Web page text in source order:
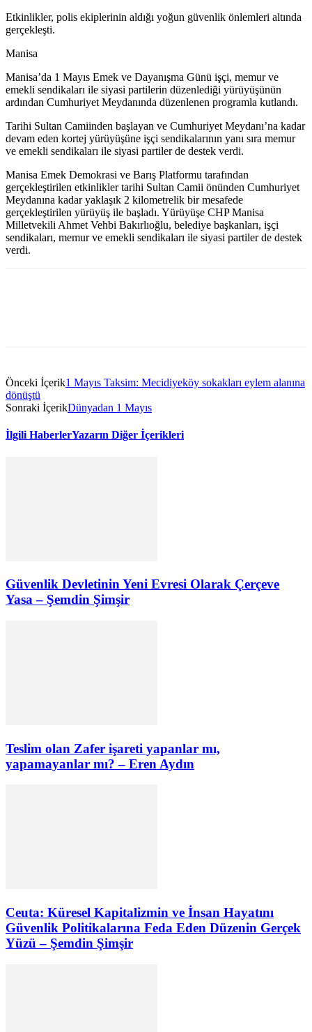
Etkinlikler, polis ekiplerinin aldığı yoğun güvenlik önlemleri altında
gerçekleşti.
Manisa
Manisa’da 1 Mayıs Emek ve Dayanışma Günü işçi, memur ve
emekli sendikaları ile siyasi partilerin düzenlediği yürüyüşünün
ardından Cumhuriyet Meydanında düzenlenen programla kutlandı.
Tarihi Sultan Camiinden başlayan ve Cumhuriyet Meydanı’na kadar
devam eden kortej yürüyüşüne işçi sendikalarının yanı sıra memur
ve emekli sendikaları ile siyasi partiler de destek verdi.
Manisa Emek Demokrasi ve Barış Platformu tarafından
gerçekleştirilen etkinlikler tarihi Sultan Camii önünden Cumhuriyet
Meydanına kadar yaklaşık 2 kilometrelik bir mesafede
gerçekleştirilen yürüyüş ile başladı. Yürüyüşe CHP Manisa
Milletvekili Ahmet Vehbi Bakırlıoğlu, belediye başkanları, işçi
sendikaları, memur ve emekli sendikaları ile siyasi partiler de destek
verdi.
Önceki İçerik1 Mayıs Taksim: Mecidiyeköy sokakları eylem alanına
dönüştü
Sonraki İçerikDünyadan 1 Mayıs
İlgili HaberlerYazarın Diğer İçerikleri
Güvenlik Devletinin Yeni Evresi Olarak Çerçeve
Yasa – Şemdin Şimşir
Teslim olan Zafer işareti yapanlar mı,
yapamayanlar mı? – Eren Aydın
Ceuta: Küresel Kapitalizmin ve İnsan Hayatını
Güvenlik Politikalarına Feda Eden Düzenin Gerçek
Yüzü – Şemdin Şimşir